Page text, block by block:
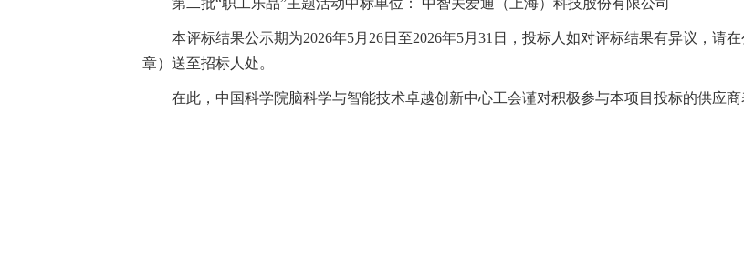
第二批“职工乐品”主题活动中标单位： 中智关爱通（上海）科技股份有限公司
本评标结果公示期为2026年5月26日至2026年5月31日，投标人如对评标结果有异议，请
章）送至招标人处。
在此，中国科学院脑科学与智能技术卓越创新中心工会谨对积极参与本项目投标的供应商